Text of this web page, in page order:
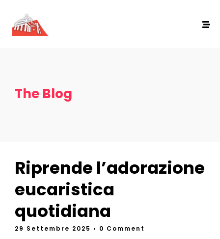
The Blog
Riprende l’adorazione
eucaristica
quotidiana
29 Settembre 2025 • 0 Comment